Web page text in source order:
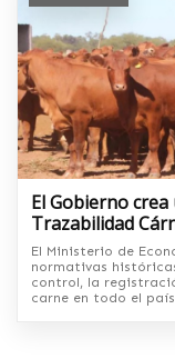
El Gobierno
Trazabilidad
El Ministerio de
normativas
control, la
carne en todo el